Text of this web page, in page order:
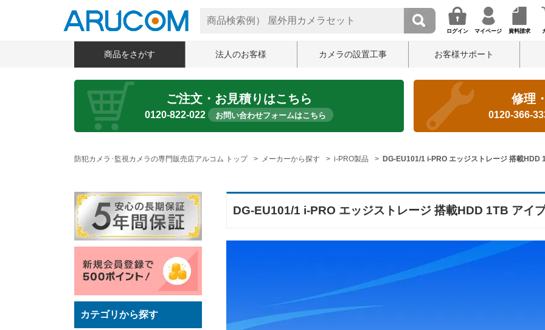
ログイン マイページ 資料請求
商品をさがす 法人のお客様 カメラの設置工事 お客様サポート
ご注文・お見積りはこちら
0120-822-022 お問い合わせフォームはこちら
修理
0120-366-
防犯カメラ･監視カメラの専門販売店アルコム トップ メーカーから探す i-PRO製品 DG-EU101/1 i-PRO エッジストレージ 搭載HDD
カテゴリから探す
DG-EU101/1 i-PRO エッジストレージ 搭載HDD 1TB アイ